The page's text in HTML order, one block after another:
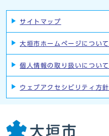
サイトマップ
大垣市ホームページについて
個人情報の取り扱いについて
ウェブアクセシビリティ方針